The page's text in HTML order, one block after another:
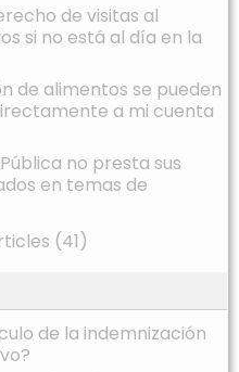
de visitas al
si no está al día en la
de alimentos se pueden
a mi cuenta
no presta sus
en temas de
(41)
de la indemnización